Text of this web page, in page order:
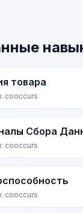
товара
cooccurs
Сбора
cooccurs
cooccurs